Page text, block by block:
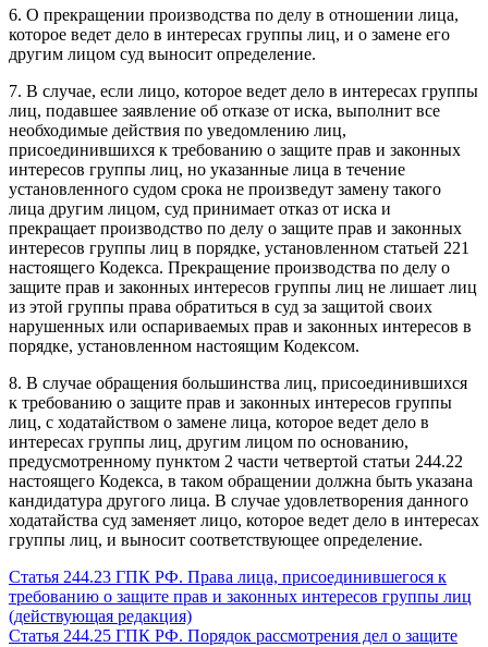
6. О прекращении производства по делу в отношении лица,
которое ведет дело в интересах группы лиц, и о замене его
другим лицом суд выносит определение.
7. В случае, если лицо, которое ведет дело в интересах группы
лиц, подавшее заявление об отказе от иска, выполнит все
необходимые действия по уведомлению лиц,
присоединившихся к требованию о защите прав и законных
интересов группы лиц, но указанные лица в течение
установленного судом срока не произведут замену такого
лица другим лицом, суд принимает отказ от иска и
прекращает производство по делу о защите прав и законных
интересов группы лиц в порядке, установленном статьей 221
настоящего Кодекса. Прекращение производства по делу о
защите прав и законных интересов группы лиц не лишает лиц
из этой группы права обратиться в суд за защитой своих
нарушенных или оспариваемых прав и законных интересов в
порядке, установленном настоящим Кодексом.
8. В случае обращения большинства лиц, присоединившихся
к требованию о защите прав и законных интересов группы
лиц, с ходатайством о замене лица, которое ведет дело в
интересах группы лиц, другим лицом по основанию,
предусмотренному пунктом 2 части четвертой статьи 244.22
настоящего Кодекса, в таком обращении должна быть указана
кандидатура другого лица. В случае удовлетворения данного
ходатайства суд заменяет лицо, которое ведет дело в интересах
группы лиц, и выносит соответствующее определение.
Статья 244.23 ГПК РФ. Права лица, присоединившегося к
требованию о защите прав и законных интересов группы лиц
(действующая редакция)
Статья 244.25 ГПК РФ. Порядок рассмотрения дел о защите